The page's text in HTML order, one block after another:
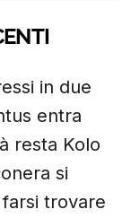
in due
entra
resta Kolo
si
trovare